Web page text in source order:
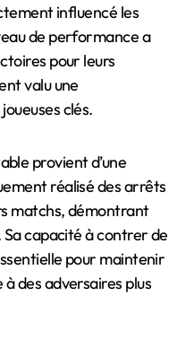
influencé les
de performance a
pour leurs
valu une
clés.
provient d’une
réalisé des arrêts
matchs, démontrant
Sa capacité à contrer de
pour maintenir
des adversaires plus